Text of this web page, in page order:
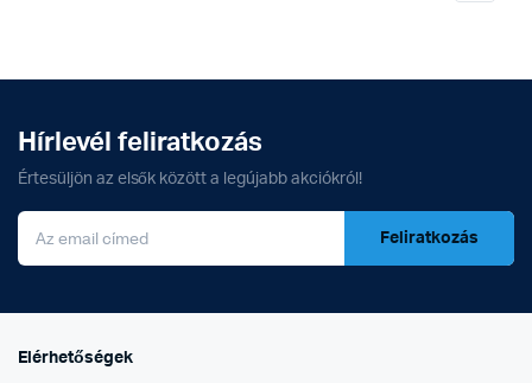
Hírlevél feliratkozás
Értesüljön az elsők között a legújabb akciókról!
Feliratkozás
Elérhetőségek